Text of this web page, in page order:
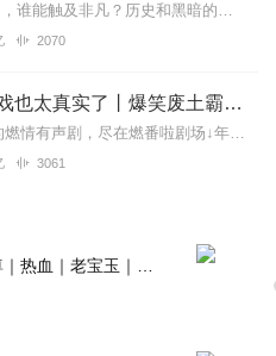
能期望太高 暧昧的女性很多 但
么缺点了！
蒸汽与机械的浪潮中，谁能触及非凡？历史和黑暗的迷雾里，又是谁在耳语？我从诡秘中醒来，睁眼看见这个世界：枪械，大炮，巨舰，飞空艇，差分机；魔药，占卜，诅咒，倒吊人...
2070
【燃番啦】这游戏也太真实了丨爆笑废土霸榜神作丨紫襟剧社制作
>>更多好听不套路的燃情有声剧，尽在燃番啦剧场↓年度重磅推荐本专辑为VIP免费专辑每天上午10点5集更新，订阅可以听到最新内容哦！每周抽一个专辑五星优质评论送...
3061